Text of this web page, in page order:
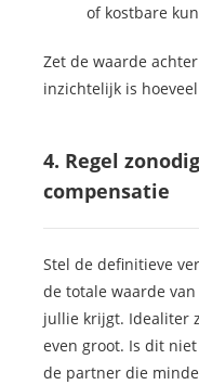
of kostbare
Zet de waarde
inzichtelijk is
4. Regel
compensatie
Stel de definitieve
de totale waarde
jullie krijgt. Idealiter
even groot. Is dit
de partner die